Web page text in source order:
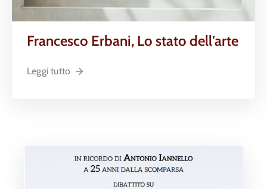
Francesco Erbani, Lo stato dell’arte
Leggi tutto